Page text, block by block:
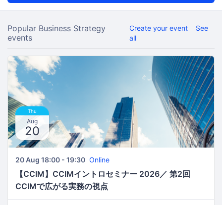
Popular Business Strategy
events
Create your event
See
all
Thu
Aug
20
20 Aug 18:00 - 19:30 Online
【CCIM】CCIMイントロセミナー 2026／ 第2回
CCIMで広がる実務の視点